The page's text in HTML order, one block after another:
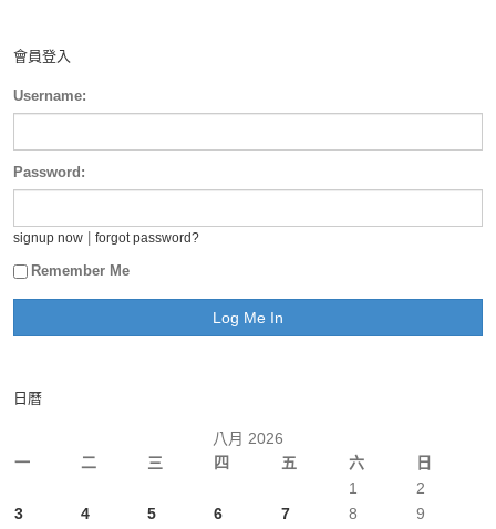
會員登入
Username:
Password:
signup now forgot password?
Remember Me
日曆
八月 2026
一
二 三 四 五 六 日
1
2
3
4 5 6 7 8
9